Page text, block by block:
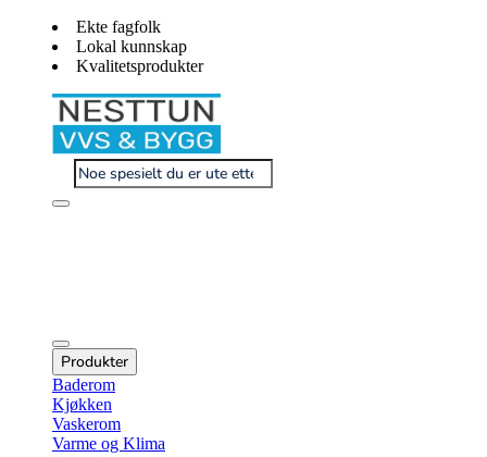
Ekte fagfolk
Lokal kunnskap
Kvalitetsprodukter
Produkter
Baderom
Kjøkken
Vaskerom
Varme og Klima